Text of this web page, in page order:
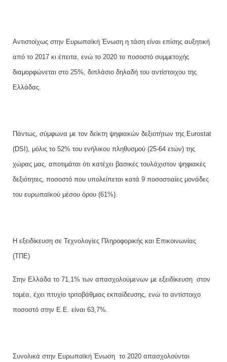
Αντιστοίχως στην Ευρωπαϊκή Ένωση η τάση είναι επίσης αυξητική
από το 2017 κι έπειτα, ενώ το 2020 το ποσοστό συμμετοχής
διαμορφώνεται στο 25%, διπλάσιο δηλαδή του αντίστοιχου της
Ελλάδας.
Πάντως, σύμφωνα με τον δείκτη ψηφιακών δεξιοτήτων της Eurostat
(DSI ), μόλις το 52% του ενήλικου πληθυσμού (25-64 ετών) της
χώρας μας, αποτιμάται ότι κατέχει βασικές τουλάχιστον ψηφιακές
δεξιότητες, ποσοστό που υπολείπεται κατά 9 ποσοστιαίες μονάδες
του ευρωπαϊκού μέσου όρου (61%).
Η εξειδίκευση σε Τεχνολογίες Πληροφορικής και Επικοινωνίας
(ΤΠΕ)
Στην Ελλάδα το 71,1% των απασχολούμενων με εξειδίκευση στον
τομέα, έχει πτυχίο τριτοβάθμιας εκπαίδευσης, ενώ το αντίστοιχο
ποσοστό στην Ε.Ε. είναι 63,7%.
Συνολικά στην Ευρωπαϊκή Ένωση το 2020 απασχολούνται